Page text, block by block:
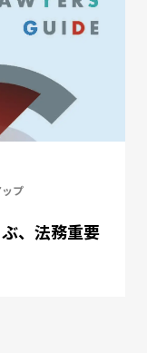
プ
、法務重要